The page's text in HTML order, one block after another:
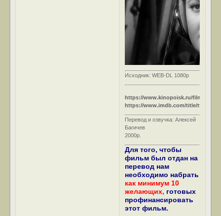
Исходник: WEB-DL 1080p
https://www.kinopoisk.ru/film/15501/
https://www.imdb.com/title/
Перевод и озвучка: Алексей
Багичев
2000р.
Для того, чтобы
фильм был отдан на
перевод нам
необходимо набрать
как минимум 10
желающих, готовых
профинансировать
этот фильм.